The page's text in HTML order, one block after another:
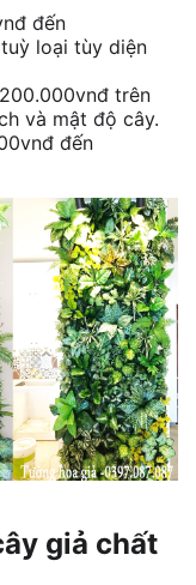
đến
loại tùy diện
trên
và mật độ cây.
đến
giả chất